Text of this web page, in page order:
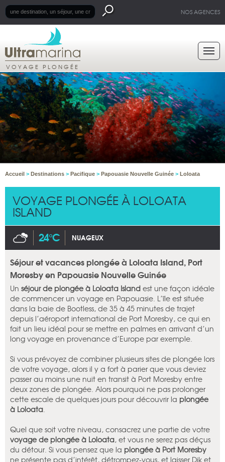
NOS AGENCES
VOYAGE PLONGÉE
Accueil > Destinations > Pacifique > Papouasie Nouvelle Guinée > Loloata
VOYAGE PLONGÉE À LOLOATA
ISLAND
24°C NUAGEUX
Séjour et vacances plongée à Loloata Island, Port
Moresby en Papouasie Nouvelle Guinée
Un séjour de plongée à Loloata Island est une façon idéale
de commencer un voyage en Papouasie. L’île est située
dans la baie de Bootless, de 35 à 45 minutes de trajet
depuis l’aéroport international de Port Moresby, ce qui en
fait un lieu idéal pour se mettre en palmes en arrivant d’un
long voyage en provenance d’Europe par exemple.
Si vous prévoyez de combiner plusieurs sites de plongée lors
de votre voyage, alors il y a fort à parier que vous deviez
passer au moins une nuit en transit à Port Moresby entre
deux zones de plongée. Alors pourquoi ne pas prolonger
cette escale de quelques jours pour découvrir la plongée
à Loloata.
Quel que soit votre niveau, consacrez une partie de votre
voyage de plongée à Loloata, et vous ne serez pas déçus
du détour. Si vous pensez que la plongée à Port Moresby
ne présente pas d’intérêt, détrompez-vous, et laisser Dik et